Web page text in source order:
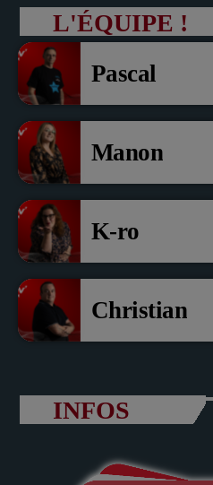
président
L'ÉQUIPE !
Pascal
Manon
K-ro
Christian
INFOS